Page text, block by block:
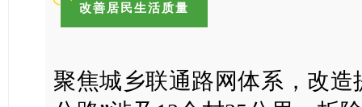
改善居民生活质量
聚焦城乡联通路网体系，改